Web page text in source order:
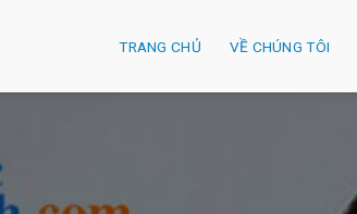
TRANG CHỦ VỀ CHÚNG TÔI